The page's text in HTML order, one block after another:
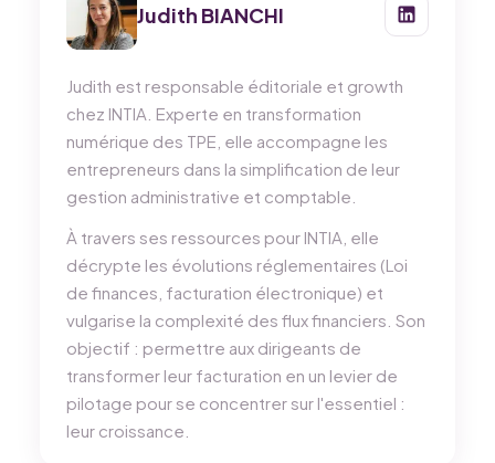
Judith BIANCHI
Judith est responsable éditoriale et growth
chez INTIA. Experte en transformation
numérique des TPE, elle accompagne les
entrepreneurs dans la simplification de leur
gestion administrative et comptable.
À travers ses ressources pour INTIA, elle
décrypte les évolutions réglementaires (Loi
de finances, facturation électronique) et
vulgarise la complexité des flux financiers. Son
objectif : permettre aux dirigeants de
transformer leur facturation en un levier de
pilotage pour se concentrer sur l'essentiel :
leur croissance.